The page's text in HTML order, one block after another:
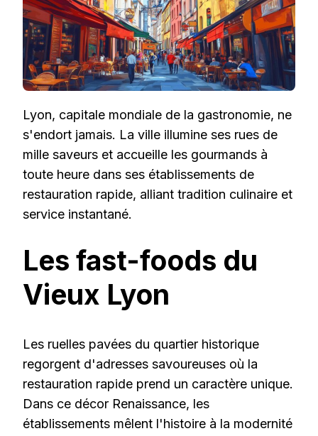
Lyon, capitale mondiale de la gastronomie, ne
s'endort jamais. La ville illumine ses rues de
mille saveurs et accueille les gourmands à
toute heure dans ses établissements de
restauration rapide, alliant tradition culinaire et
service instantané.
Les fast-foods du
Vieux Lyon
Les ruelles pavées du quartier historique
regorgent d'adresses savoureuses où la
restauration rapide prend un caractère unique.
Dans ce décor Renaissance, les
établissements mêlent l'histoire à la modernité